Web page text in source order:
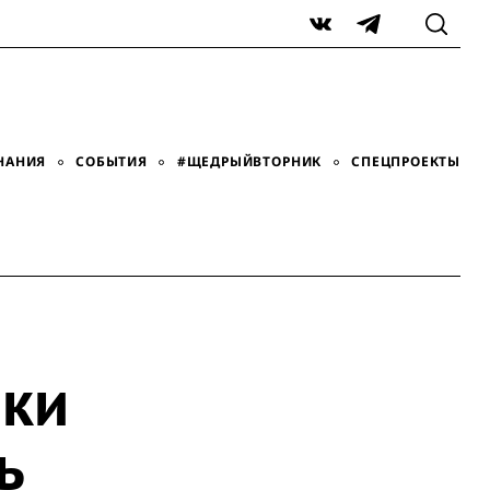
VK Telegram
СОБЫТИЯ #ЩЕДРЫЙВТОРНИК СПЕЦПРОЕКТЫ